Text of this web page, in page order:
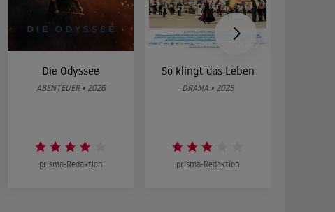
Die Odyssee
ABENTEUER • 2026
prisma-Redaktion
So klingt das Leben
DRAMA • 2025
prisma-Redaktion